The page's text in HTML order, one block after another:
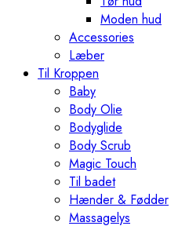
Moden hud
Accessories
Læber
Til Kroppen
Baby
Body Olie
Bodyglide
Body Scrub
Magic Touch
Til badet
Hænder & Fødder
Massagelys